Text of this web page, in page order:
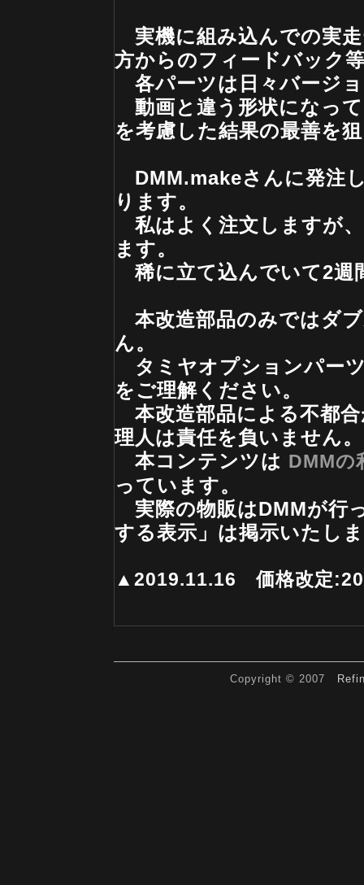
実機に組み込んでの実
方からのフィードバック
各パーツは日々バージ
動画と違う形状になっ
を考慮した結果の最善を
DMM.makeさんに発注
ります。
私はよく注文しますが
ます。
稀に立て込んでいて2週
本改造部品のみではダ
ん。
タミヤオプションパー
をご理解ください。
本改造部品による不都
理人は責任を負いません。
本コンテンツは DMMの
っています。
実際の物販はDMMが行
する表示」は掲示いたし
▲2019.11.16 価格改定
Copyright © 2007